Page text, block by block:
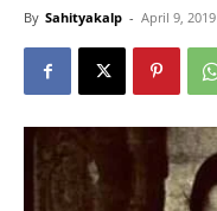
By Sahityakalp - April 9, 2019